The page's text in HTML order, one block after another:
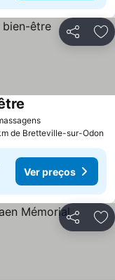
Partilhar
de Bretteville-sur-Odon
Ver preços
Partilhar